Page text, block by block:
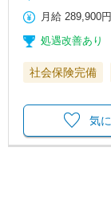
月給 289,900円
処遇改善あり
社会保険完備
気